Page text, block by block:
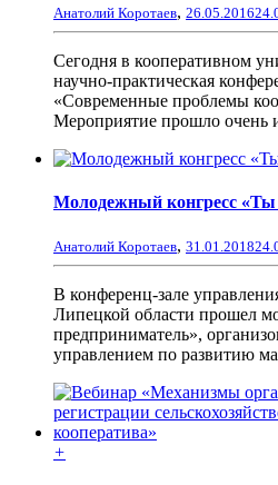
Анатолий Коротаев, 26.05.2016
Сегодня в кооперативном
научно-практическая
«Современные проблемы
Мероприятие прошло очень
Молодежный конгресс
Анатолий Коротаев, 31.01.2018
В конференц-зале
Липецкой области прошел
предприниматель»,
управлением по развитию
+